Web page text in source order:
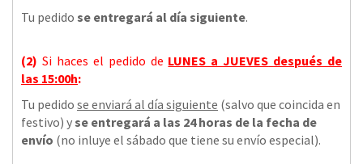
Tu pedido se entregará al día siguiente.
(2) Si haces el pedido de LUNES a JUEVES después de
las 15:00h:
Tu pedido se enviará al día siguiente (salvo que coincida en
festivo) yse entregará a las 24 horas de la fecha de
envío (no inluye el sábado que tiene su envío especial).